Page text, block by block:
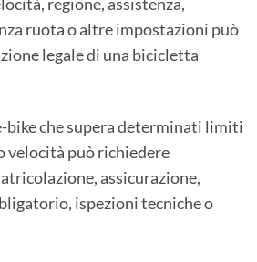
ruota o altre impostazioni può
legale di una bicicletta
bike che supera determinati limiti
velocità può richiedere
assicurazione,
ispezioni tecniche o